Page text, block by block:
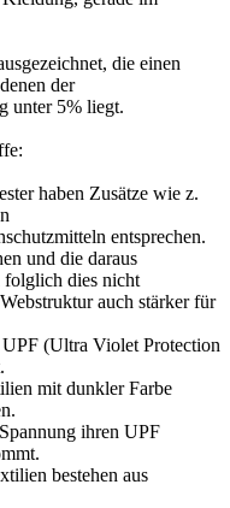
die einen
der
unter 5% liegt.
haben Zusätze wie z.
entsprechen.
und die daraus
folglich dies nicht
auch stärker für
(Ultra Violet Protection
mit dunkler Farbe
ihren UPF
bestehen aus